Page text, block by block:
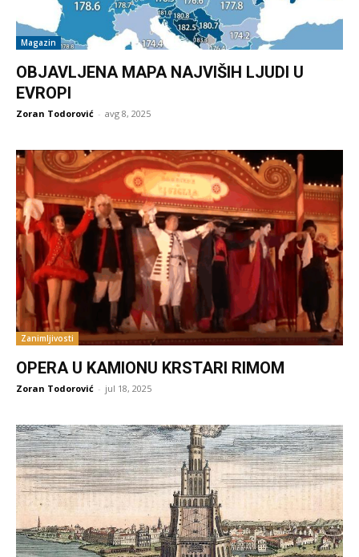
Magazin
OBJAVLJENA MAPA NAJVIŠIH LJUDI U
EVROPI
Zoran Todorović - avg 8, 2025
Zanimljivosti
OPERA U KAMIONU KRSTARI RIMOM
Zoran Todorović - jul 18, 2025